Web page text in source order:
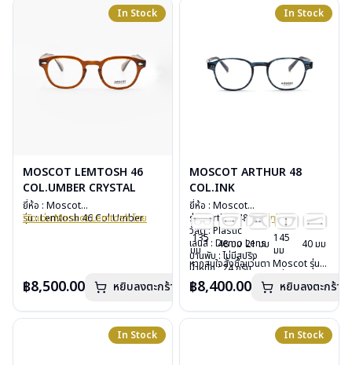
In Stock
MOSCOT LEMTOSH 46
COL.UMBER CRYSTAL
ยี่ห้อ : Moscot
รุ่น : Lemtosh 46 Col.Umber
น้ำหนัก : 33 กรัม
อุปกรณ์ : กล่องแว่น, กล่องกระดาษ,
การรับประกัน : 1 ปี
รีวิวแว่น Moscot Lemtosh โดย
฿8,500.00 หยิบลงตะกร้า
In Stock
MOSCOT ARTHUR 48
COL.INK
ยี่ห้อ : Moscot
รุ่น : Arthur 48Col.ink
วัสดุ : Plastic
เลนส์ : Demo Lens
บานพับ : ไม่มีสปริง
น้ำหนัก : 24 กรัม
อุปกรณ์ : กล่องแว่น, กล่องกระดาษ,
ผ้าเช็ดแว่น
135
มม
48 มม 21 มม 145
มม
40 มม
หากสนใจสั่งชื้อแว่นตา Moscot รุ่น
กรุณาติดต่อเราคลิก
฿8,400.00 หยิบลงตะกร้า
In Stock In Stock